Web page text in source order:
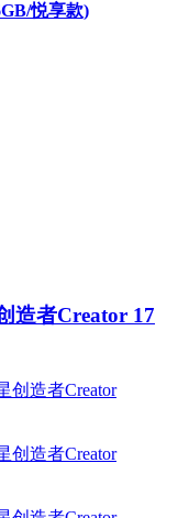
悦享款)
造者Creator 17